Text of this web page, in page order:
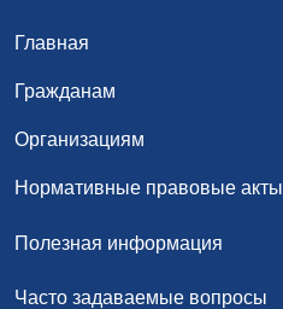
Главная
Гражданам
Организациям
Нормативные правовые акты
Полезная информация
Часто задаваемые вопросы